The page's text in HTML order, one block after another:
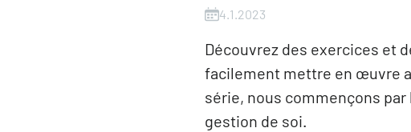
4.1.2023
Découvrez des exercices et
facilement mettre en œuvre
série, nous commençons
gestion de soi.